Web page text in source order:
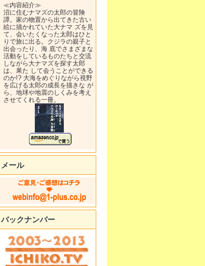
≪内容紹介≫
沼に住むナマズの太郎の冒険
譚。家の物置から出てきた古い
絵に描かれていた大ナマ ズを見
て、会いたくなった太郎はひと
りで旅に出る。クジラの親子と
出会ったり、海 底でさまざまな
活動をしているものたちと交流
しながら大ナマズを探す太郎
は、果た して会うことができる
のか!? 大海をめぐりながら視野
を広げる太郎の成長を描きな が
ら、地球や地震のしくみを考え
させてくれる一冊。
メール
バックナンバー